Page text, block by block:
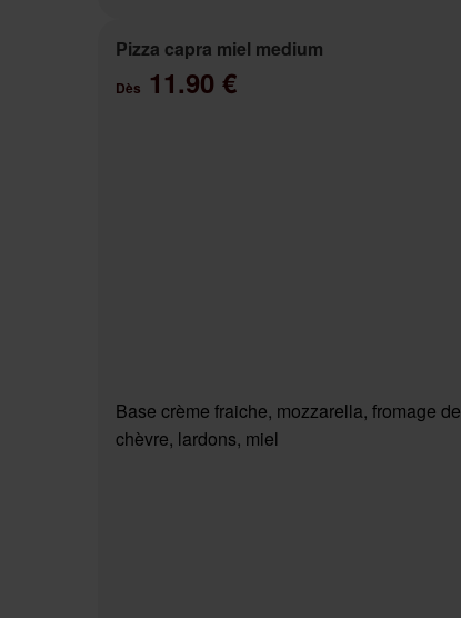
Pizza capra miel medium
Dès 11.90 €
Base crème fraiche, mozzarella, fromage de
chèvre, lardons, miel